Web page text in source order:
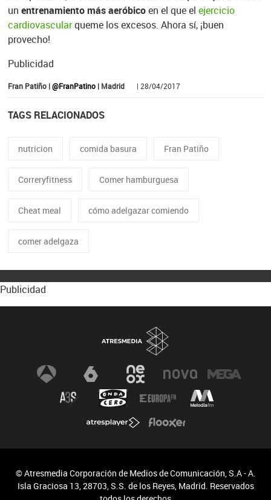
un entrenamiento más aeróbicoen el que el ejercicio
cardiovascularqueme los excesos. Ahora sí, ¡buen
provecho!
Publicidad
Fran Patiño |@FranPatino| Madrid | 28/04/2017
TAGS RELACIONADOS
nutricion comida basura Fran Patiño
Correryfitness Comer hamburguesa
Cheat meal cómo adelgazar comiendo
comer adelgaza
Publicidad
© Atresmedia Corporación de Medios de Comunicación, S.A - A.
Isla Graciosa 13, 28703, S.S. de los Reyes, Madrid. Reservados